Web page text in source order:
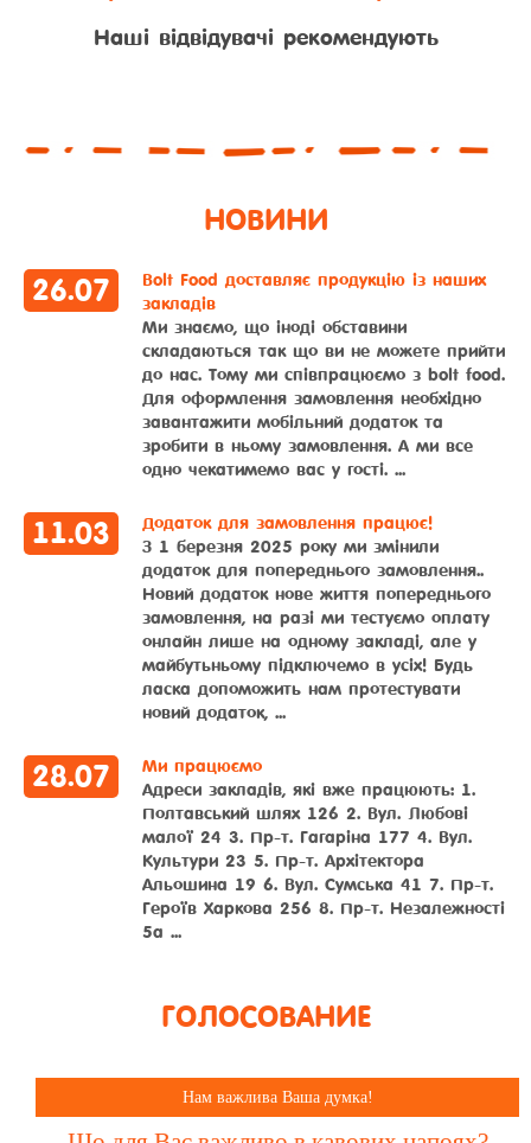
Наші відвідувачі рекомендують
НОВИНИ
26.07
Bolt Food доставляє продукцію із наших
закладів
Ми знаємо, що іноді обставини
складаються так що ви не можете прийти
до нас. Тому ми співпрацюємо з bolt food.
Для оформлення замовлення необхідно
завантажити мобільний додаток та
зробити в ньому замовлення. А ми все
одно чекатимемо вас у гості. ...
11.03
Додаток для замовлення працює!
З 1 березня 2025 року ми змінили
додаток для попереднього замовлення..
Новий додаток нове життя попереднього
замовлення, на разі ми тестуємо оплату
онлайн лише на одному закладі, але у
майбутьньому підключемо в усіх! Будь
ласка допоможить нам протестувати
новий додаток, ...
28.07
Ми працюємо
Адреси закладів, які вже працюють: 1.
Полтавський шлях 126 2. Вул. Любові
малої 24 3. Пр-т. Гагаріна 177 4. Вул.
Культури 23 5. Пр-т. Архітектора
Альошина 19 6. Вул. Сумська 41 7. Пр-т.
Героїв Харкова 256 8. Пр-т. Незалежності
5а ...
ГОЛОСОВАНИЕ
Нам важлива Ваша думка!